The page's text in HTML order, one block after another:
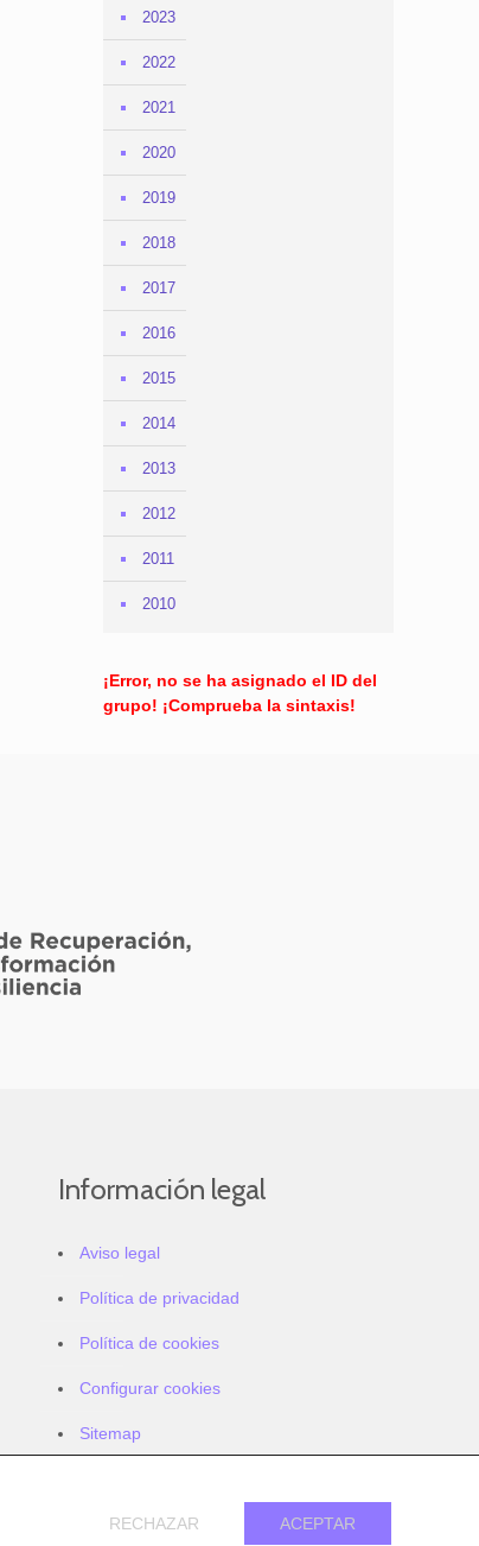
2023
2022
2021
2020
2019
2018
2017
2016
2015
2014
2013
2012
2011
2010
¡Error, no se ha asignado el ID del
grupo! ¡Comprueba la sintaxis!
Información legal
Aviso legal
Política de privacidad
Política de cookies
Configurar cookies
Sitemap
ACEPTAR
RECHAZAR